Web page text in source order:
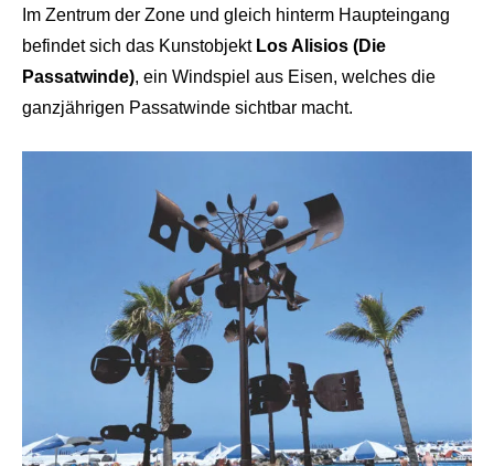
Im Zentrum der Zone und gleich hinterm Haupteingang
befindet sich das KunstobjektLos Alisios (Die
Passatwinde), ein Windspiel aus Eisen, welches die
ganzjährigen Passatwinde sichtbar macht.